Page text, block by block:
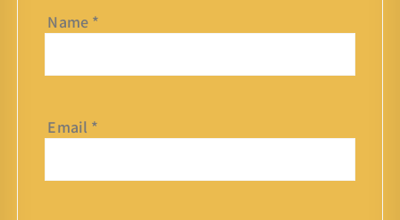
Name *
Email *